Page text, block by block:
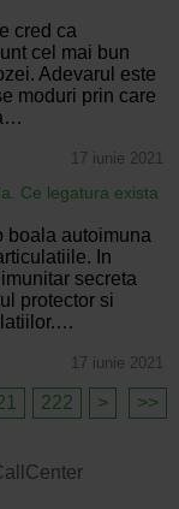
cred ca
cel mai bun
Adevarul este
moduri prin care
17 iunie 2021
Ce legatura exista
boala autoimuna
In
secreta
protector si
17 iunie 2021
222 > >>